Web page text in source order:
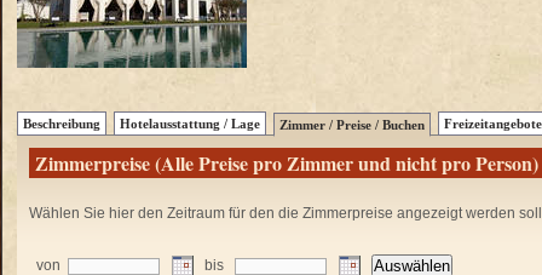
Beschreibung Hotelausstattung / Lage Zimmer / Preise / Buchen Freizeitangebote
Zimmerpreise (Alle Preise pro Zimmer und nicht pro Person)
Wählen Sie hier den Zeitraum für den die Zimmerpreise angezeigt werden
von bis